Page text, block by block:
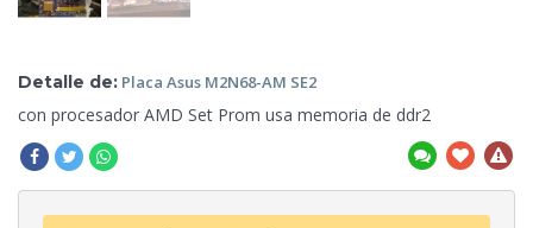
Detalle de: Placa Asus M2N68-AM SE2
con procesador AMD Set Prom usa memoria de ddr2